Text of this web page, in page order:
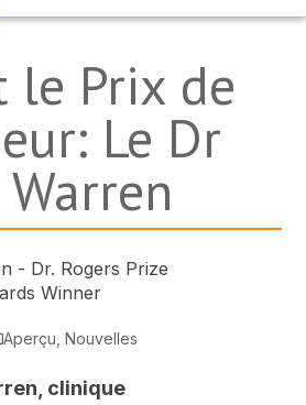
le Prix de
Le Dr
Aperçu Nouvelles
clinique